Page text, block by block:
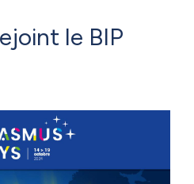
le BIP